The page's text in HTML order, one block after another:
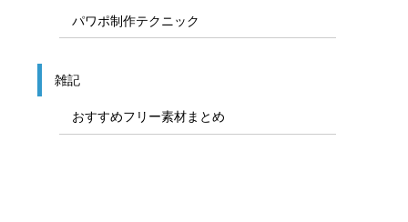
パワポ制作テクニック
雑記
おすすめフリー素材まとめ